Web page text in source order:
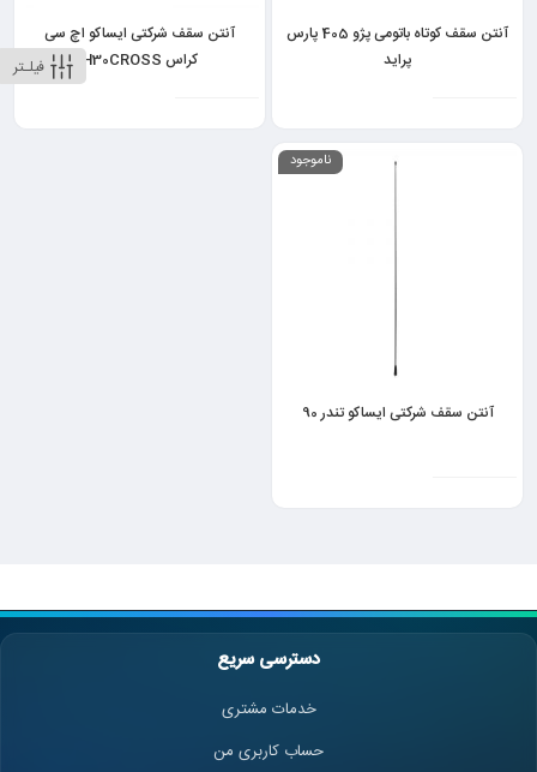
فیلـتر
آنتن سقف کوتاه باتومی پژو 405 پارس
پراید
آنتن سقف شرکتی ایساکو اچ سی
کراس H30CROSS
ناموجود
آنتن سقف شرکتی ایساکو تندر 90
دسترسی سریع
خدمات مشتری
حساب کاربری من